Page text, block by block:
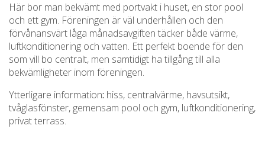
Här bor man bekvämt med portvakt i huset, en stor pool
och ett gym. Föreningen är väl underhållen och den
förvånansvärt låga månadsavgiften täcker både värme,
luftkonditionering och vatten. Ett perfekt boende för den
som vill bo centralt, men samtidigt ha tillgång till alla
bekvämligheter inom föreningen.
Ytterligare information: hiss, centralvärme, havsutsikt,
tvåglasfönster, gemensam pool och gym, luftkonditionering,
privat terrass.